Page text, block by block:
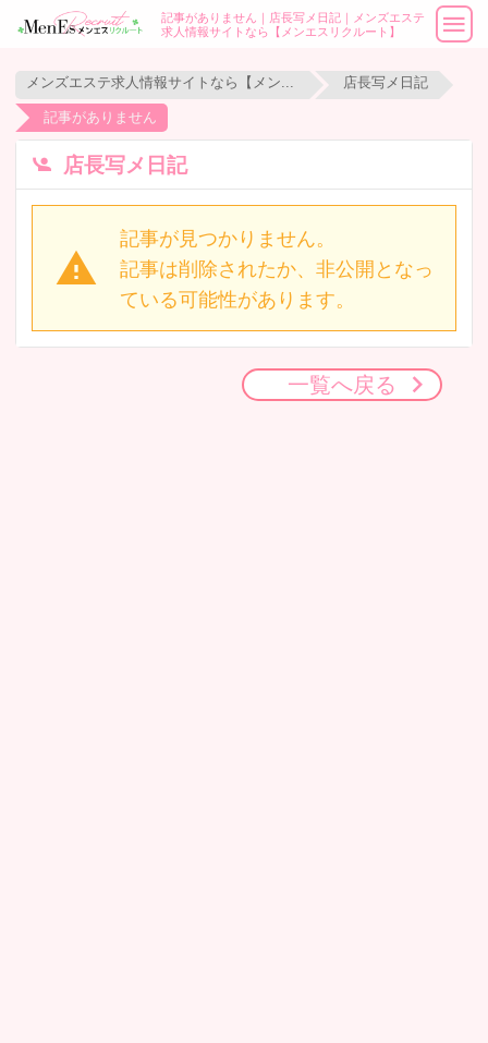
記事がありません｜店長写メ日記｜メンズエステ
求人情報サイトなら【メンエスリクルート】
店長写メ日記
記事がありません
店長写メ日記
記事が見つかりません。
記事は削除されたか、非公開となっ
ている可能性があります。
一覧へ戻る